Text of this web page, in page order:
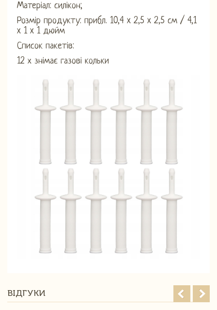
Матеріал: силікон;
Розмір продукту: прибл. 10,4 x 2,5 x 2,5 см / 4,1
x 1 x 1 дюйм
Список пакетів:
12 х знімає газові кольки
ВІДГУКИ